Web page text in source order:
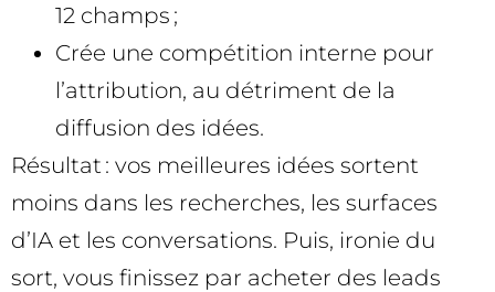
12 champs ;
Crée une compétition interne pour
l’attribution, au détriment de la
diffusion des idées.
Résultat : vos meilleures idées sortent
moins dans les recherches, les surfaces
d’IA et les conversations. Puis, ironie du
sort, vous finissez par acheter des leads